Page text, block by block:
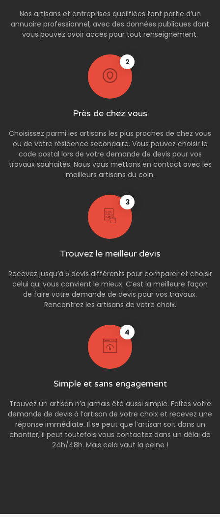
Nos artisans et entreprises qualifiées font partie d’un
annuaire professionnel, avec des données publiques dont
vous pouvez avoir accès pour tout renseignement.
2
Près de chez vous
Choisissez parmi les artisans les plus proches de chez vous
ou de votre résidence secondaire. Vous pouvez choisir le
code postal lors de votre demande de devis pour vos
travaux souhaités. Nous vous mettons en contact avec les
meilleurs artisans du coin.
3
Trouvez le meilleur devis
Recevez jusqu’à 5 devis différents pour comparer et choisir
celui qui vous convient le mieux. C’est la meilleure façon
de faire votre demande de devis pour vos travaux.
Rencontrez les artisans de votre choix.
4
Simple et sans engagement
Trouvez un artisan n’a jamais été aussi simple. Faites votre
demande de devis à l’artisan de votre choix et recevez une
réponse immédiate. Il se peut que l’artisan soit dans un
chantier, il peut toutefois vous contactez dans un délai de
24h/48h. Mais cela vaut la peine !